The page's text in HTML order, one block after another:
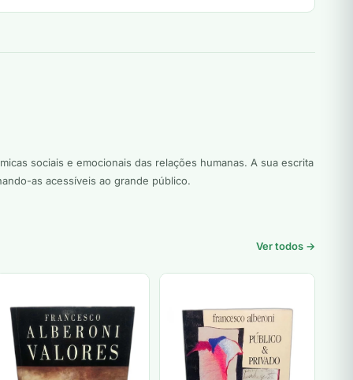
sociais e emocionais das relações humanas. A sua escrita
as acessíveis ao grande público.
Ver todos →